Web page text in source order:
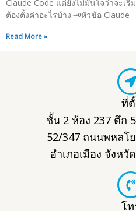
Claude Code แต่ยังไม่มั่นใจว่าจะเ
ต้องตั้งค่าอะไรบ้าง.🗝หัวข้อ Claude
Read More »
ที่
ชั้น 2 ห้อง 237 ตึก
52/347 ถนนพหลโ
อำเภอเมือง จังห
โ